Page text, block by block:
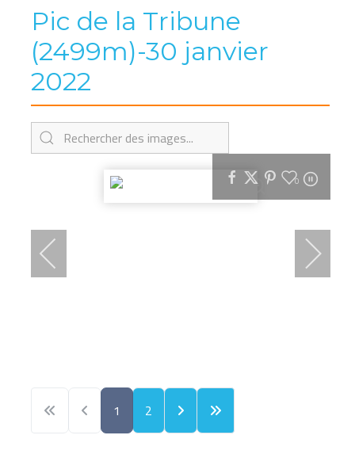
Pic de la Tribune
(2499m)-30 janvier
2022
0
1 2